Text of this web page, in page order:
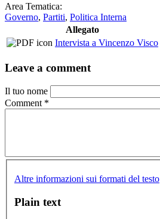
Area Tematica:
Governo, Partiti, Politica Interna
Allegato
Intervista a Vincenzo Visco
Leave a comment
Il tuo nome
Comment *
Altre informazioni sui formati del testo
Plain text